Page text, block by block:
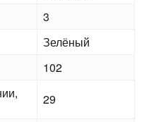
3
Зелёный
102
29